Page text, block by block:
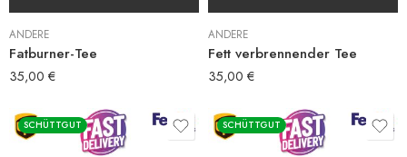
ANDERE
Fatburner-Tee
35,00 €
ANDERE
Fett verbrennender Tee
35,00 €
SCHÜTTGUT SCHÜTTGUT